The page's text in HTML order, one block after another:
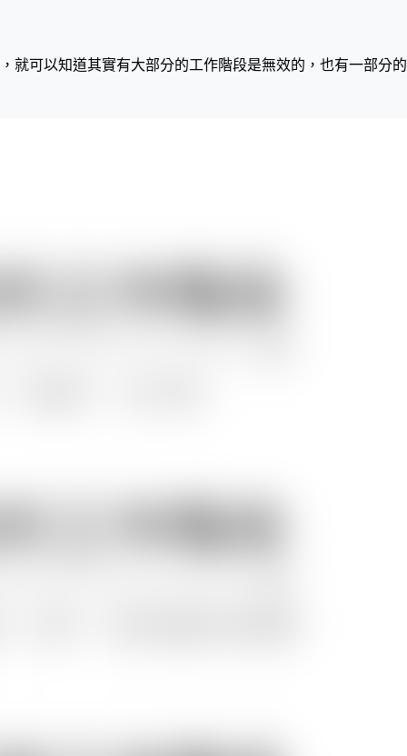
就可以知道其實有大部分的工作階段是無效的，也有一部分的